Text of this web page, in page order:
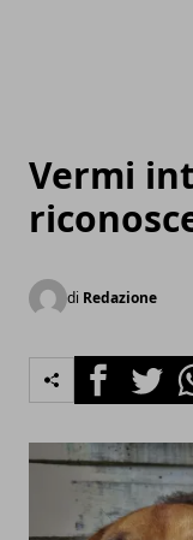
Vermi
di Redazione
FacebookTwitter